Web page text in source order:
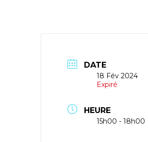
DATE
18 Fév 2024
Expiré
HEURE
15h00 - 18h00